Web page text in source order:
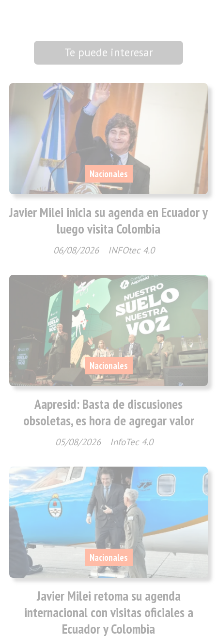
Te puede interesar
Javier Milei inicia su agenda en Ecuador y
luego visita Colombia
INFOtec 4.0
Nacionales
06/08/2026
Aapresid: Basta de discusiones
obsoletas, es hora de agregar valor
InfoTec 4.0
Nacionales
05/08/2026
Javier Milei retoma su agenda
internacional con visitas oficiales a
Ecuador y Colombia
Nacionales